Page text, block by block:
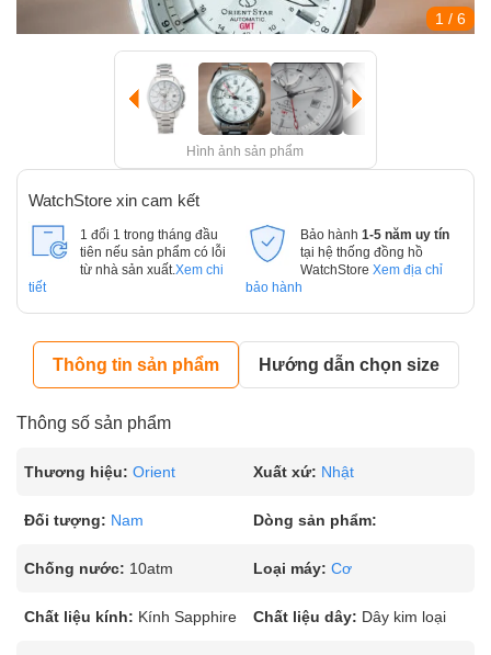
1 / 6
Hình ảnh sản phẩm
WatchStore xin cam kết
1 đổi 1 trong tháng đầu
tiên nếu sản phẩm có lỗi
từ nhà sản xuất. Xem chi
tiết
Bảo hành 1-5 năm uy tín
tại hệ thống đồng hồ
WatchStore Xem địa chỉ
bảo hành
Thông tin sản phẩm Hướng dẫn chọn size
Thông số sản phẩm
Thương hiệu: Orient Xuất xứ: Nhật
Đối tượng: Nam Dòng sản phẩm:
Chống nước: 10atm Loại máy: Cơ
Chất liệu kính: Kính Sapphire Chất liệu dây: Dây kim loại